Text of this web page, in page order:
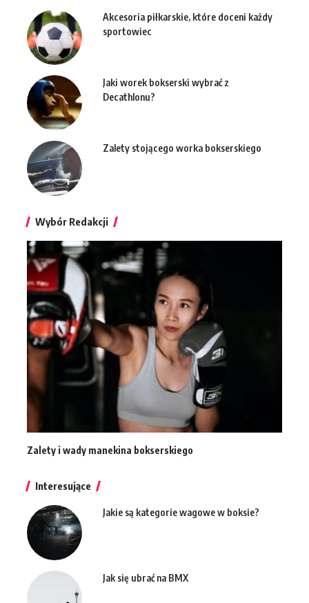
Akcesoria piłkarskie, które doceni każdy
sportowiec
Jaki worek bokserski wybrać z
Decathlonu?
Zalety stojącego worka bokserskiego
Wybór Redakcji
Zalety i wady manekina bokserskiego
Interesujące
Jakie są kategorie wagowe w boksie?
Jak się ubrać na BMX